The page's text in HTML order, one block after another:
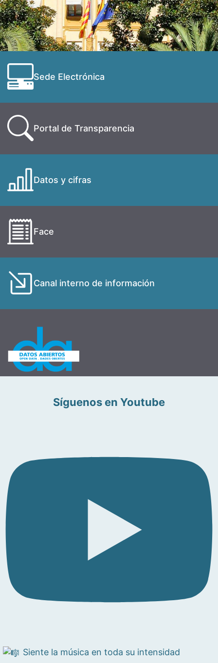
Sede Electrónica
Portal de Transparencia
Datos y cifras
Face
Canal interno de información
Síguenos en Youtube
Siente la música en toda su intensidad